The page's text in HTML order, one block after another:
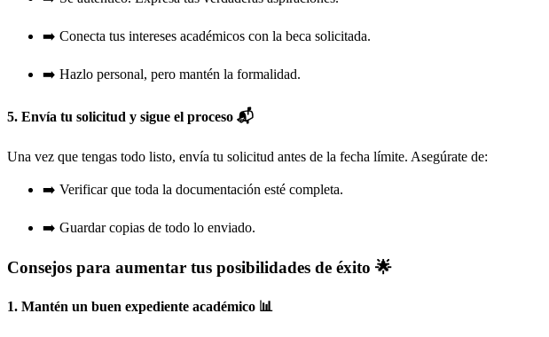
➡️ Conecta tus intereses académicos con la beca solicitada.
➡️ Hazlo personal, pero mantén la formalidad.
5. Envía tu solicitud y sigue el proceso 📬
Una vez que tengas todo listo, envía tu solicitud antes de la fecha límite. Asegúrate de:
➡️ Verificar que toda la documentación esté completa.
➡️ Guardar copias de todo lo enviado.
Consejos para aumentar tus posibilidades de éxito 🌟
1. Mantén un buen expediente académico 📊